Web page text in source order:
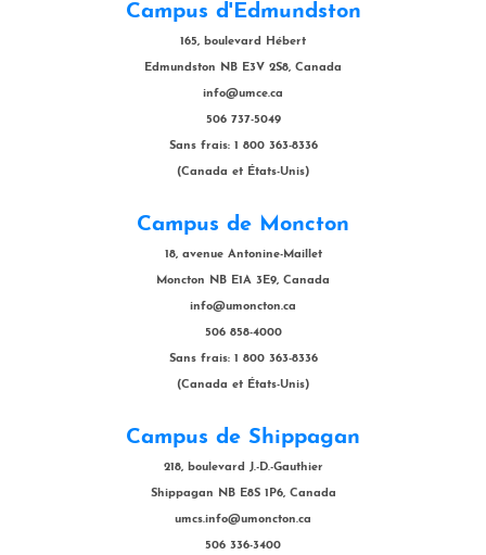
Campus d'Edmundston
165, boulevard Hébert
Edmundston NB E3V 2S8, Canada
info@umce.ca
506 737-5049
Sans frais: 1 800 363-8336
(Canada et États-Unis)
Campus de Moncton
18, avenue Antonine-Maillet
Moncton NB E1A 3E9, Canada
info@umoncton.ca
506 858-4000
Sans frais: 1 800 363-8336
(Canada et États-Unis)
Campus de Shippagan
218, boulevard J.-D.-Gauthier
Shippagan NB E8S 1P6, Canada
umcs.info@umoncton.ca
506 336-3400